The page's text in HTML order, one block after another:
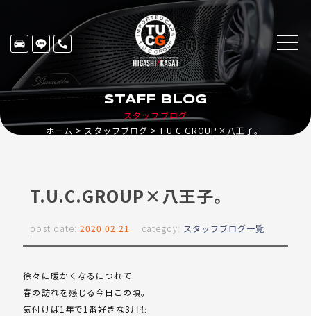
スタッフブログ
STAFF BLOG
ホーム スタッフブログ T.U.C.GROUP×八王子。
T.U.C.GROUP×八王子。
post date: 2020.02.21 categoy: スタッフブログ一覧
徐々に暖かくなるにつれて
春の訪れを感じる今日この頃。
気付けば1年で1番好きな3月も